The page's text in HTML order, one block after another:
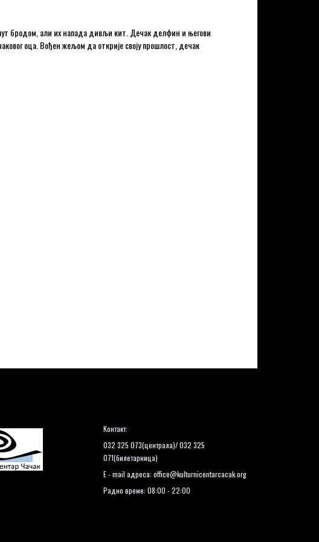
бродом, али их напада дивљи кит. Дечак делфин и његови
оца. Вођен жељом да открије своју прошлост, дечак
Контакт:
032 325 073(централа)/ 032 325
071(билетарница)
E - mail адреса: office@kulturnicentarcacak.org
Радно време: 08:00 - 22:00